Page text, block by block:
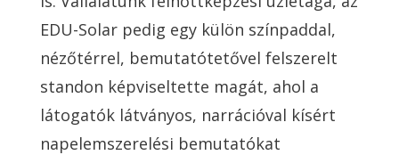
EDU-Solar pedig egy külön színpaddal,
nézőtérrel, bemutatótetővel felszerelt
standon képviseltette magát, ahol a
látogatók látványos, narrációval kísért
napelemszerelési bemutatókat